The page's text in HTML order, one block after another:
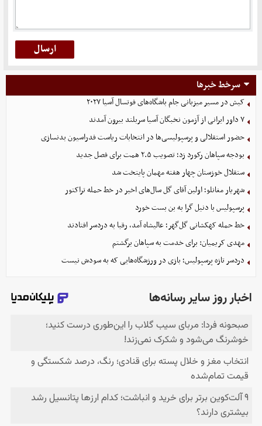
سرخط خبرها
کیش در مسیر میزبانی جام باشگاه‌های فوتسال آسیا ۲۰۲۷
۷ داور ایرانی از آزمون نخبگان آسیا سربلند بیرون آمدند
حضور استقلالی و پرسپولیسی‌ها در انتخابات ریاست فدراسیون بدنسازی
بودجه سپاهان رکورد زد؛ تصویب ۲.۵ همت برای فصل جدید
ستقلال خوزستان چهار هفته مهمان پایتخت شد
شهریار مغانلو؛ اولین آقای گل سال‌های اخیر در خط حمله تراکتور
پرسپولیس با دنیل گرا به بن بست خورد
خط حمله کهکشانی گل‌گهر؛ عالیشاه آمد، رقبا به دردسر افتادند
مهدی کریمیان: برای خدمت به سپاهان برگشتم
دردسر تازه پرسپولیس؛ بازی در ورزشگاه‌هایی که به سودش نیست